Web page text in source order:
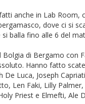
anche in Lab Room,
dove ci si
balla fino alle 6 del
di Bergamo con
Hanno fatto
Luca, Joseph
Len Faki, Lilly
Priest e Elmefti, Ale